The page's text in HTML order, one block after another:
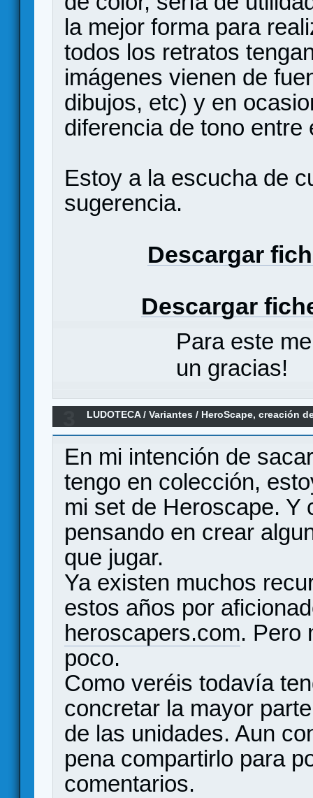
la mejor forma para
todos los retratos
imágenes vienen de
dibujos, etc) y en
diferencia de tono entre
Estoy a la escucha de
sugerencia.
Descargar
Descargar
Para este
un gracias!
LUDOTECA/Variantes / HeroScape, creación
En mi intención de
tengo en colección,
mi set de Heroscape. Y
pensando en crear
que jugar.
Ya existen muchos
estos años por
heroscapers.com. Pero
poco.
Como veréis todavía
concretar la mayor
de las unidades. Aun
pena compartirlo para
comentarios.